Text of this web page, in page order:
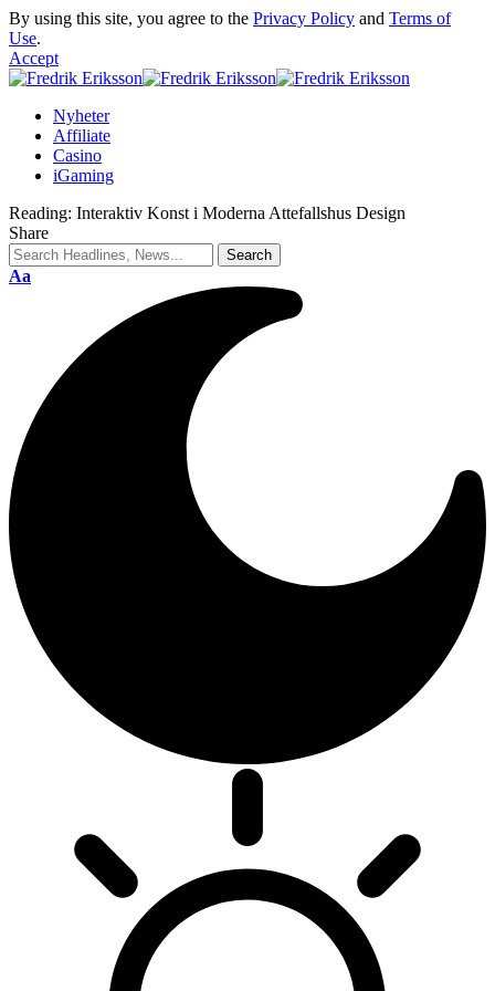
By using this site, you agree to the Privacy Policy and Terms of
Use.
Accept
Nyheter
Affiliate
Casino
iGaming
Reading: Interaktiv Konst i Moderna Attefallshus Design
Share
Aa